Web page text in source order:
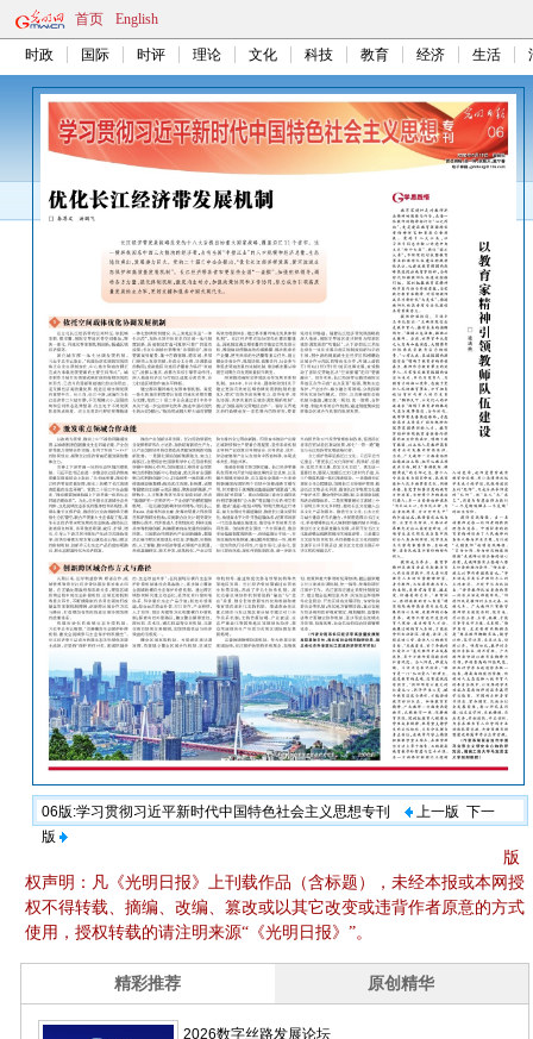
首页 English
时政 国际 时评 理论 文化 科技 教育 经济 生活
06版:学习贯彻习近平新时代中国特色社会主义思想专刊 上一版 下一
版
版
权声明：凡《光明日报》上刊载作品（含标题），未经本报或本网授
权不得转载、摘编、改编、篡改或以其它改变或违背作者原意的方式
使用，授权转载的请注明来源“《光明日报》”。